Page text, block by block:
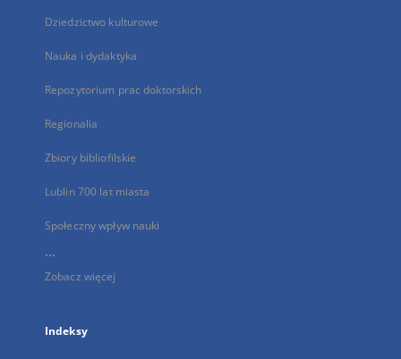
Dziedzictwo kulturowe
Nauka i dydaktyka
Repozytorium prac doktorskich
Regionalia
Zbiory bibliofilskie
Lublin 700 lat miasta
Społeczny wpływ nauki
...
Zobacz więcej
Indeksy